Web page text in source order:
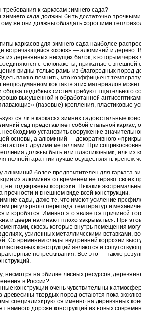
требования к каркасам зимнего сада?
зимнего сада должны быть достаточно
же они должны обладать хорошими
каркасов для зимнего сада наиболее
встречающийся «союз» — алюминий и дерево.
из деревянных несущих балок, к которым
стеклопакеты, прижатые с
видны только рамы из благородных
важно помнить, что коэффициент
непродуманном контакте этих материалов
сборка подобных систем требуют тщательного
высушенной и обработанной
(пазовые) крепления, пластиковые
ли в каркасах зимних садов стальные
сад представляет собой стальной
необходимо установить сооружение
основы, а алюминий — декоративного
с другими металлами. При
должны быть или пластиковыми, или из
полной гарантии лучше осуществлять крепеж
алюминий более предпочтителен для каркаса
из алюминия со временем не теряют своих
не подвержены коррозии. Никакие
прочности и внешнем виде всей конструкции.
сады, даже те, что имеют усиление
регулярного перепада температур и
и коробятся. Именно это является причиной
и двери начинают плохо закрываться. При
сквозь которые внутрь помещения
усиленных металлическими вставками,
Со временем следы внутренней коррозии
конструкций являются и
потрескивания. Все это — также
несмотря на обилие лесных ресурсов,
в России?
конструкции очень чувствительны к
древесины твердых пород остаются пока
специализируются именно на деревянных
намного дороже конструкций из новых